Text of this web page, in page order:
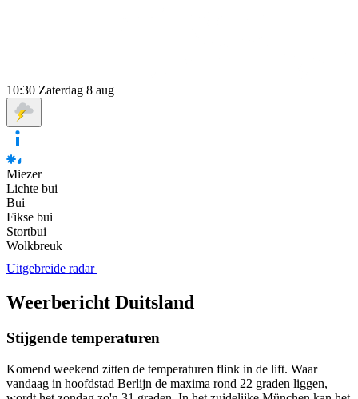
10:30 Zaterdag 8 aug
Miezer
Lichte bui
Bui
Fikse bui
Stortbui
Wolkbreuk
Uitgebreide radar
Weerbericht Duitsland
Stijgende temperaturen
Komend weekend zitten de temperaturen flink in de lift. Waar
vandaag in hoofdstad Berlijn de maxima rond 22 graden liggen,